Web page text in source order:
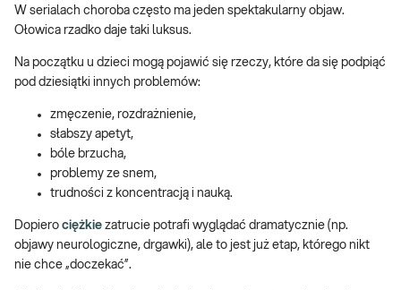
W serialach choroba często ma jeden spektakularny objaw.
Ołowica rzadko daje taki luksus.
Na początku u dzieci mogą pojawić się rzeczy, które da się podpiąć
pod dziesiątki innych problemów:
zmęczenie, rozdrażnienie,
słabszy apetyt,
bóle brzucha,
problemy ze snem,
trudności z koncentracją i nauką.
Dopiero ciężkie zatrucie potrafi wyglądać dramatycznie (np.
objawy neurologiczne, drgawki), ale to jest już etap, którego nikt
nie chce „doczekać”.